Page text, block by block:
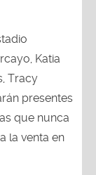
Katia
Tracy
presentes
que nunca
la venta en